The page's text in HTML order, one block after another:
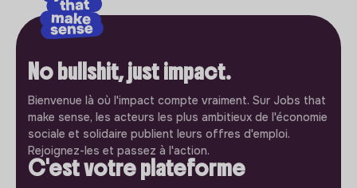
No bullshit, just impact.
Bienvenue là où l'impact compte vraiment. Sur Jobs that
make sense, les acteurs les plus ambitieux de l'économie
sociale et solidaire publient leurs offres d'emploi.
Rejoignez-les et passez à l'action.
C'est votre plateforme